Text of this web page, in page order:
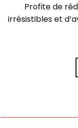
Profite de
irrésistibles et